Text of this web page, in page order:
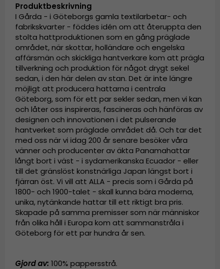
Produktbeskrivning
I Gårda - i Göteborgs gamla textilarbetar- och
fabrikskvarter - föddes idén om att återuppta den
stolta hattproduktionen som en gång präglade
området, när skottar, holländare och engelska
affärsmän och skickliga hantverkare kom att prägla
tillverkning och produktion för något drygt sekel
sedan, i den här delen av stan. Det är inte längre
möjligt att producera hattarna i centrala
Göteborg, som för ett par sekler sedan, men vi kan
och låter oss inspireras, fascineras och hänföras av
designen och innovationen i det pulserande
hantverket som präglade området då. Och tar det
med oss när vi idag 200 år senare besöker våra
vänner och producenter av äkta Panamahattar
långt bort i väst - i sydamerikanska Ecuador - eller
till det gränslöst konstnärliga Japan längst bort i
fjärran öst. Vi vill att ALLA - precis som i Gårda på
1800- och 1900-talet - skall kunna bära moderna,
unika, nytänkande hattar till ett riktigt bra pris.
Skapade på samma premisser som när människor
från olika håll i Europa kom att sammanstråla i
Göteborg för ett par hundra år sen.
Gjord av: 100% pappersstrå.